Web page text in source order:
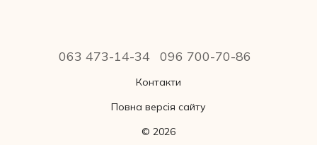
063 473-14-34 096 700-70-86
Контакти
Повна версія сайту
© 2026